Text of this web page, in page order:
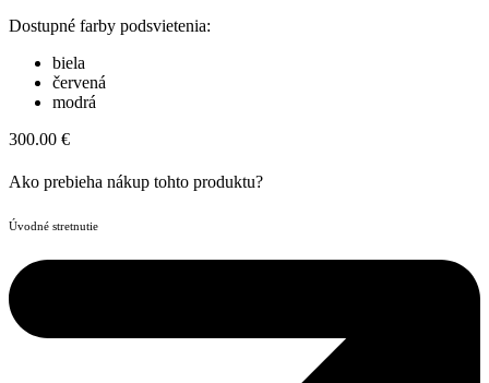
Dostupné farby podsvietenia:
biela
červená
modrá
300.00 €
Ako prebieha nákup tohto produktu?
Úvodné stretnutie